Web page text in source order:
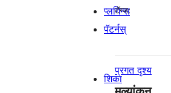
टॅग्ज:
प्रगत दृश्य
प्लगिन्स
पॅटर्नस्
शिका